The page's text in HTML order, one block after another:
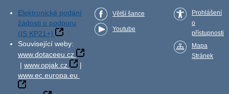
Elektronické podání
žádosti o podporu
(IS KP21+)
Související weby:
www.dotaceeu.cz
| www.opjak.cz
|
www.ec.europa.eu
Větší šance
Youtube
Prohlášení
o
přístupnosti
Mapa
Stránek